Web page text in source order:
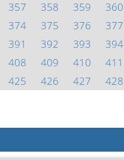
357 358 359
360
374 375 376
377
391 392 393
394
408 409 410
411
425 426 427
428